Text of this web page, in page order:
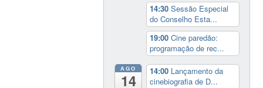
14:30Sessão Especial
do Conselho Esta...
19:00Cine paredão:
programação de rec...
AGO
14
14:00 Lançamento da
cinebiografia de D...